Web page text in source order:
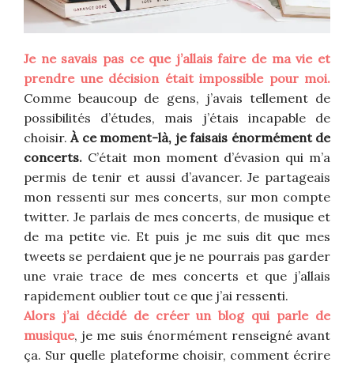
Je ne savais pas ce que j’allais faire de ma vie et
prendre une décision était impossible pour moi.
Comme beaucoup de gens, j’avais tellement de
possibilités d’études, mais j’étais incapable de
choisir.À ce moment-là, je faisais énormément de
concerts. C’était mon moment d’évasion qui m’a
permis de tenir et aussi d’avancer. Je partageais
mon ressenti sur mes concerts, sur mon compte
twitter. Je parlais de mes concerts, de musique et
de ma petite vie. Et puis je me suis dit que mes
tweets se perdaient que je ne pourrais pas garder
une vraie trace de mes concerts et que j’allais
rapidement oublier tout ce que j’ai ressenti.
Alors j’ai décidé de créer un blog qui parle de
musique, je me suis énormément renseigné avant
ça. Sur quelle plateforme choisir, comment écrire